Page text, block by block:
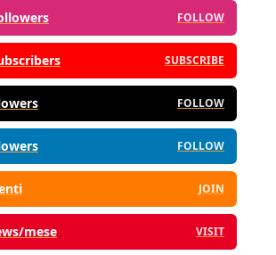
FOLLOW
SUBSCRIBE
FOLLOW
FOLLOW
JOIN
mese VISIT